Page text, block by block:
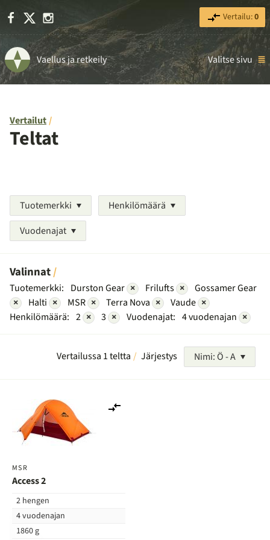
Facebook Instagram Vertailu:0
Vaellus ja retkeily Valitse sivu
Vertailut
Teltat
Tuotemerkki
Henkilömäärä
Vuodenajat
Valinnat
Tuotemerkki: Durston Gear × Frilufts ×
Gossamer Gear
×
Halti × MSR × Terra Nova × Vaude ×
Henkilömäärä: 2 × 3 × Vuodenajat: 4 vuodenajan ×
Vertailussa 1 teltta Järjestys Nimi: Ö - A
MSR
Access 2
2 hengen
4 vuodenajan
1860 g